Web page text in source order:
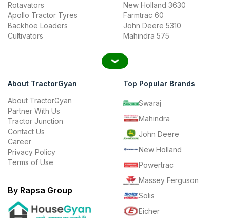
Rotavators
Apollo Tractor Tyres
Backhoe Loaders
Cultivators
New Holland 3630
Farmtrac 60
John Deere 5310
Mahindra 575
About TractorGyan
About TractorGyan
Partner With Us
Tractor Junction
Contact Us
Career
Privacy Policy
Terms of Use
By Rapsa Group
Top Popular Brands
Swaraj
Mahindra
John Deere
New Holland
Powertrac
Massey Ferguson
Solis
Eicher